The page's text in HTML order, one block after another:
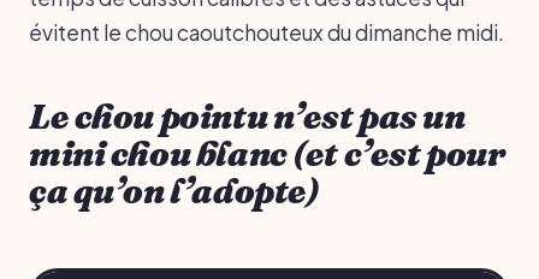
évitent le chou caoutchouteux du dimanche midi.
Le chou pointu n’est pas un
mini chou blanc (et c’est pour
ça qu’on l’adopte)